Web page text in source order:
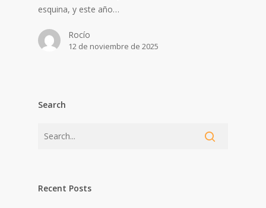
esquina, y este año…
Rocío
12 de noviembre de 2025
Search
Recent Posts